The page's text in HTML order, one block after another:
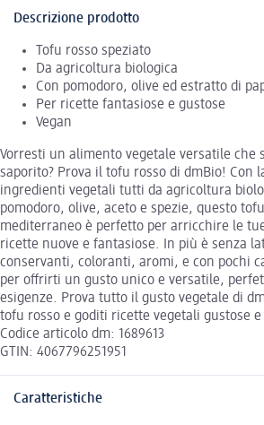
Descrizione prodotto
Tofu rosso speziato
Da agricoltura biologica
Con pomodoro, olive ed estratto di
Per ricette fantasiose e gustose
Vegan
Vorresti un alimento vegetale versatile che
saporito? Prova il tofu rosso di dmBio! Con
ingredienti vegetali tutti da agricoltura
pomodoro, olive, aceto e spezie, questo
mediterraneo è perfetto per arricchire le
ricette nuove e fantasiose. In più è senza
conservanti, coloranti, aromi, e con pochi
per offrirti un gusto unico e versatile,
esigenze. Prova tutto il gusto vegetale di
tofu rosso e goditi ricette vegetali gustose e
Codice articolo dm: 1689613
GTIN: 4067796251951
Caratteristiche